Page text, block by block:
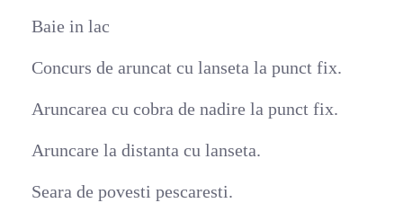
Baie in lac
Concurs de aruncat cu lanseta la punct fix.
Aruncarea cu cobra de nadire la punct fix.
Aruncare la distanta cu lanseta.
Seara de povesti pescaresti.